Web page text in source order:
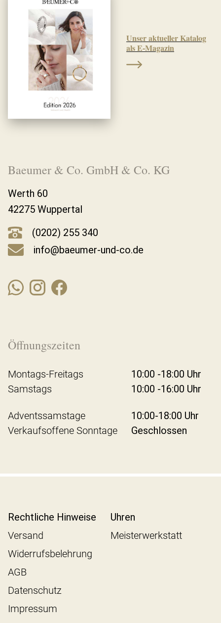
Unser aktueller Katalog
als E-Magazin
Baeumer & Co. GmbH & Co. KG
Werth 60
42275 Wuppertal
(0202) 255 340
info@baeumer-und-co.de
Öffnungszeiten
Montags-Freitags
10:00 -18:00 Uhr
Samstags
10:00 -16:00 Uhr
Adventssamstage
10:00-18:00 Uhr
Verkaufsoffene Sonntage
Geschlossen
Rechtliche Hinweise
Versand
Widerrufsbelehrung
AGB
Datenschutz
Impressum
Uhren
Meisterwerkstatt